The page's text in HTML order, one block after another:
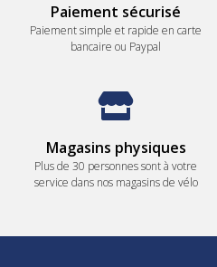
Paiement sécurisé
Paiement simple et rapide en carte
bancaire ou Paypal
Magasins physiques
Plus de 30 personnes sont à votre
service dans nos magasins de vélo